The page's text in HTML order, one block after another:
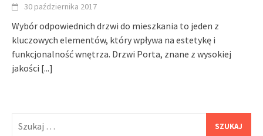
30 października 2017
Wybór odpowiednich drzwi do mieszkania to jeden z
kluczowych elementów, który wpływa na estetykę i
funkcjonalność wnętrza. Drzwi Porta, znane z wysokiej
jakości [...]